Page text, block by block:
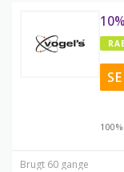
Brugt 60 gange